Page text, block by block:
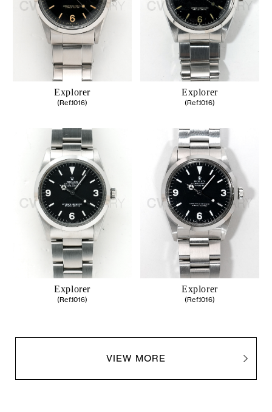
Explorer
(Ref.1016)
Explorer
(Ref.1016)
Explorer
(Ref.1016)
Explorer
(Ref.1016)
VIEW MORE